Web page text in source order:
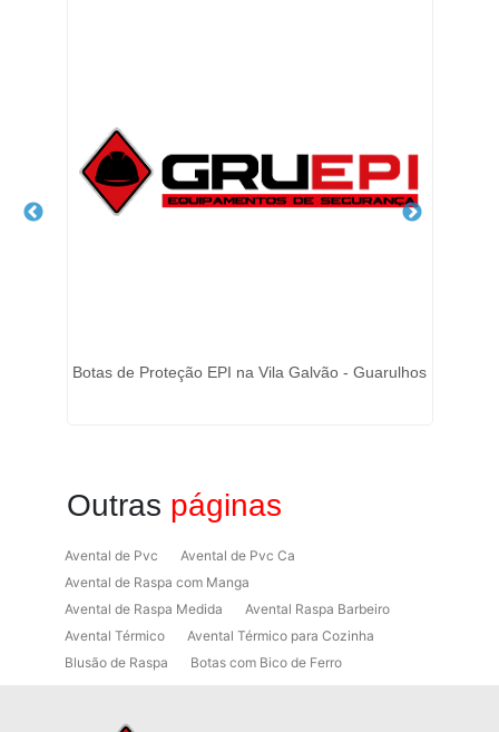
Botas de Proteção EPI na Vila Galvão - Guarulhos
Outras páginas
Avental de Pvc
Avental de Pvc Ca
Avental de Raspa com Manga
Avental de Raspa Medida
Avental Raspa Barbeiro
Avental Térmico
Avental Térmico para Cozinha
Blusão de Raspa
Botas com Bico de Ferro